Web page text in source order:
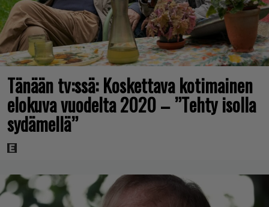
Tänään tv:ssä: Koskettava kotimainen
elokuva vuodelta 2020 – ”Tehty isolla
sydämellä”